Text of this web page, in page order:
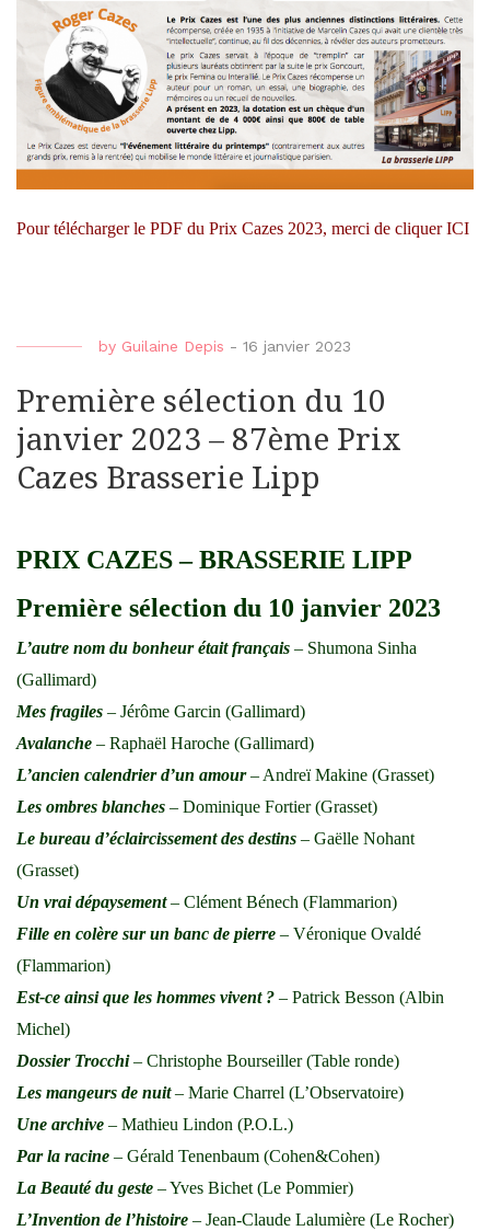
Pour télécharger le PDF du Prix Cazes 2023, merci de cliquerICI
by Guilaine Depis - 16 janvier 2023
Première sélection du 10
janvier 2023 – 87ème Prix
Cazes Brasserie Lipp
PRIX CAZES – BRASSERIE LIPP
Première sélection du 10 janvier 2023
L’autre nom du bonheur était français – Shumona Sinha
(Gallimard)
Mes fragiles – Jérôme Garcin (Gallimard)
Avalanche – Raphaël Haroche (Gallimard)
L’ancien calendrier d’un amour – Andreï Makine (Grasset)
Les ombres blanches – Dominique Fortier (Grasset)
Le bureau d’éclaircissement des destins – Gaëlle Nohant
(Grasset)
Un vrai dépaysement– Clément Bénech (Flammarion)
Fille en colère sur un banc de pierre – Véronique Ovaldé
(Flammarion)
Est-ce ainsi que les hommes vivent ? – Patrick Besson (Albin
Michel)
Dossier Trocchi– Christophe Bourseiller (Table ronde)
Les mangeurs de nuit– Marie Charrel (L’Observatoire)
Une archive – Mathieu Lindon (P.O.L.)
Par la racine – Gérald Tenenbaum (Cohen&Cohen)
La Beauté du geste – Yves Bichet (Le Pommier)
L’Invention de l’histoire – Jean-Claude Lalumière (Le Rocher)